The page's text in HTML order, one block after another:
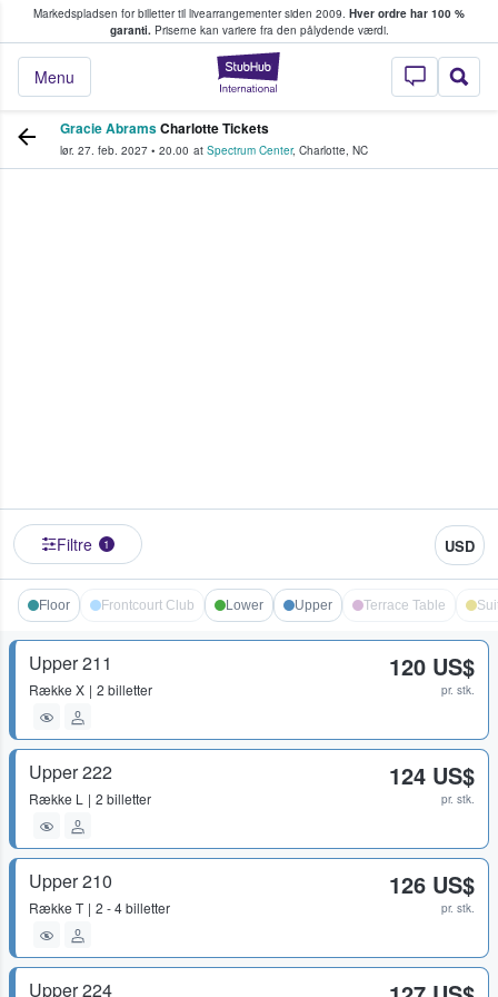
Markedspladsen for billetter til livearrangementer siden 2009. Hver ordre har 100 %
garanti.Priserne kan variere fra den pålydende værdi.
StubHub - Hvor
Menu
køber og sælger billetter
Gracie AbramsCharlotte Tickets
lør. 27. feb. 2027 • 20.00 at Spectrum Center, Charlotte, NC
Filtre 1 USD
Floor Frontcourt Club Lower Upper Terrace Table
Upper 211
Række X 2 billetter
120 US$
pr. stk.
Upper 222
Række L 2 billetter
124 US$
pr. stk.
Upper 210
Række T 2 - 4 billetter
126 US$
pr. stk.
Upper 224